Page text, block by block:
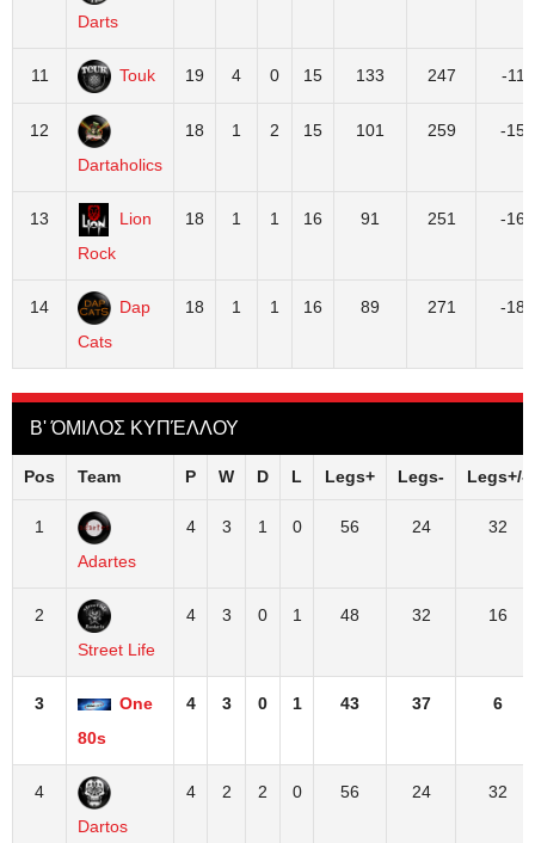
Darts
11 Touk 19 4 0 15 133 247 -114
12
Dartaholics
18 1 2 15 101 259 -158
13
Lion
Rock
18 1 1 16 91 251 -160
14
Dap
Cats
18 1 1 16 89 271 -182
Β' ΌΜΙΛΟΣ ΚΥΠΈΛΛΟΥ
Pos Team P W D L Legs+ Legs- Legs+/-
1
Adartes
4 3 1 0 56 24 32
2
Street Life
4 3 0 1 48 32 16
3
One
80s
4 3 0 1 43 37 6
4
Dartos
4 2 2 0 56 24 32